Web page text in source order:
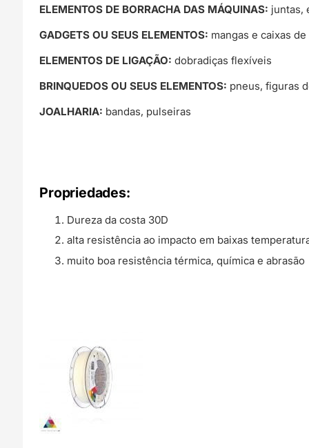
ELEMENTOS DE BORRACHA DAS MÁQUINAS: juntas,
GADGETS OU SEUS ELEMENTOS: mangas e caixas
ELEMENTOS DE LIGAÇÃO:dobradiças flexíveis
BRINQUEDOS OU SEUS ELEMENTOS: pneus, figuras
JOALHARIA: bandas, pulseiras
Propriedades:
Dureza da costa 30D
alta resistência ao impacto em baixas
muito boa resistência térmica, química e abrasão